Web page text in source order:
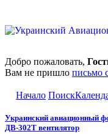
Добро пожаловать,
Вам не пришло письмо
Начало Поиск
Украинский авиационный
ДВ-302Т вентилятор